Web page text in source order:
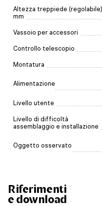
Altezza treppiede
mm
Vassoio per accessori
Controllo telescopio
Montatura
Alimentazione
Livello utente
Livello di difficoltà
assemblaggio e installazione
Oggetto osservato
Riferimenti
e download